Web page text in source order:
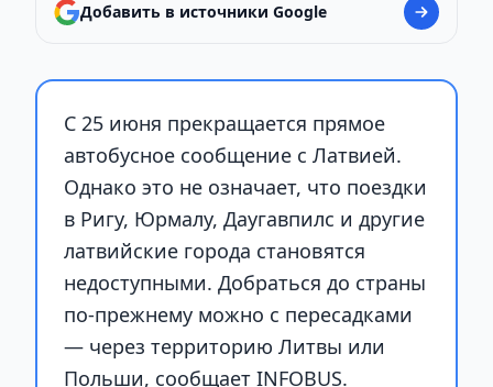
Добавить в источники Google
С 25 июня прекращается прямое
автобусное сообщение с Латвией.
Однако это не означает, что поездки
в Ригу, Юрмалу, Даугавпилс и другие
латвийские города становятся
недоступными. Добраться до страны
по-прежнему можно с пересадками
— через территорию Литвы или
Польши, сообщает INFOBUS.